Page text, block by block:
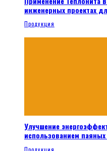
инженерных проектах
Продукция
Улучшение
использованием паяных
Продукция